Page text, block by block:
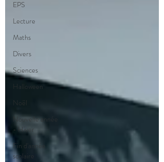
EPS
Lecture
Maths
Divers
Sciences
Halloween
Noël
Nouvelle année
- Hiver
Fin d'année
scolaire